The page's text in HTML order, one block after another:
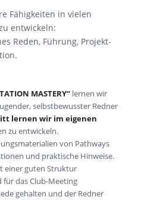
Fähigkeiten in vielen
entwickeln:
Reden, Führung, Projekt-
MASTERY“lernen wir
selbstbewusster Redner
lernen wir im eigenen
zu entwickeln.
von Pathways
und praktische Hinweise.
einer guten Struktur
für das Club-Meeting
gehalten und der Redner